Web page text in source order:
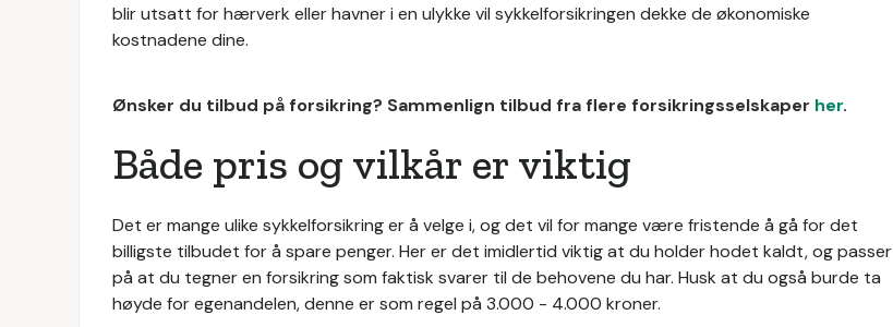
blir utsatt for hærverk eller havner i en ulykke vil sykkelforsikringen dekke de økonomiske
kostnadene dine.
Ønsker du tilbud på forsikring? Sammenlign tilbud fra flere forsikringsselskaper her.
Både pris og vilkår er viktig
Det er mange ulike sykkelforsikring er å velge i, og det vil for mange være fristende å gå for det
billigste tilbudet for å spare penger. Her er det imidlertid viktig at du holder hodet kaldt, og passer
på at du tegner en forsikring som faktisk svarer til de behovene du har. Husk at du også burde ta
høyde for egenandelen, denne er som regel på 3.000 - 4.000 kroner.